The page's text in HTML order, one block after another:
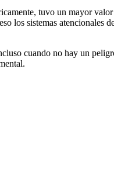
tuvo un mayor
los sistemas atencionales
cuando no hay un